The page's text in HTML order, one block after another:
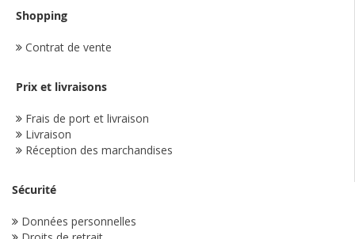
Shopping
Contrat de vente
Prix et livraisons
Frais de port et livraison
Livraison
Réception des marchandises
Sécurité
Données personnelles